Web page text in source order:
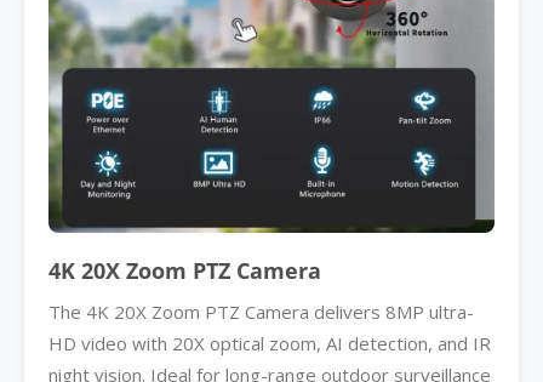
4K 20X Zoom PTZ Camera
The 4K 20X Zoom PTZ Camera delivers 8MP ultra-
HD video with 20X optical zoom, AI detection, and IR
night vision. Ideal for long-range outdoor surveillance